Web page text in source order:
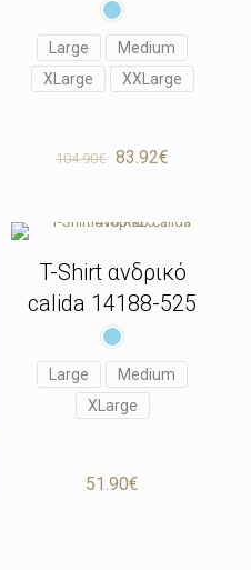
Large
Medium
XLarge
XXLarge
104.90€ Original
104.90€.
83.92€
είναι:
T-Shirt ανδρικό
calida 14188-525
Large
Medium
XLarge
51.90€